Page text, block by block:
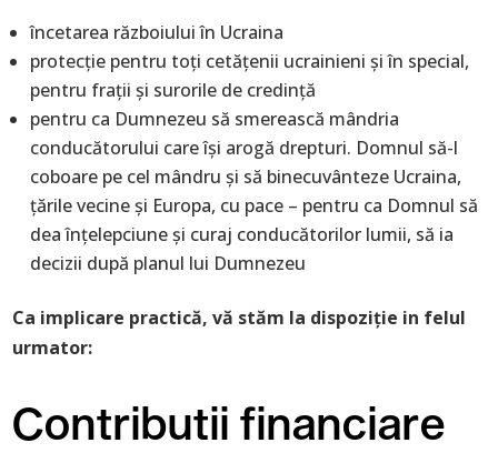
încetarea războiului în Ucraina
protecție pentru toți cetățenii ucrainieni și în special,
pentru frații și surorile de credință
pentru ca Dumnezeu să smerească mândria
conducătorului care își arogă drepturi. Domnul să-l
coboare pe cel mândru și să binecuvânteze Ucraina,
țările vecine și Europa, cu pace – pentru ca Domnul să
dea înțelepciune și curaj conducătorilor lumii, să ia
decizii după planul lui Dumnezeu
Ca implicare practică, vă stăm la dispoziție in felul
urmator:
Contributii financiare